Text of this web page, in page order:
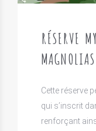
RÉSERVE
MAGNOLIAS
Cette réserve
qui s’inscrit
renforçant